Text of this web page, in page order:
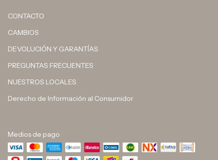
CONTACTO
CAMBIOS
DEVOLUCIÓN Y GARANTÍAS
PREGUNTAS FRECUENTES
NUESTROS LOCALES
Derecho de Información al Consumidor
Medios de pago